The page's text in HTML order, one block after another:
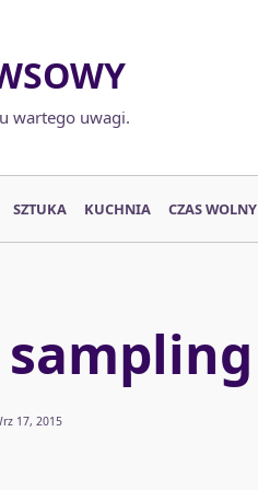
wartego uwagi.
SZTUKA KUCHNIA CZAS WOLNY
17, 2015